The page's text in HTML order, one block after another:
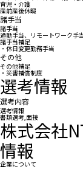
育児・介護
産前産後休暇
諸手当
諸手当
通勤手当、リモートワーク手
諸手当補足
・休日変更勤務手当
その他
その他補足
・災害補償制度
選考情報
選考内容
選考情報
書類選考,面接
株式会社
情報
企業について